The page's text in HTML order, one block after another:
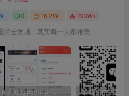
0 16.2W+ 793W+
意去发现，其实每一天都很美
开通知越网VIP会员，尊享全站资源免费下载，享70%的推广提成！！【限时五折优惠】